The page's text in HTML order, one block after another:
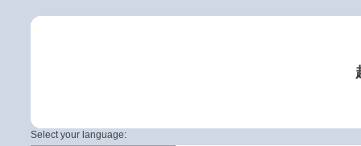
Select your language: